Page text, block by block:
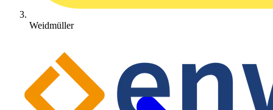
Weidmüller